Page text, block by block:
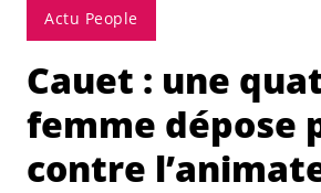
Actu People
Cauet : une
femme dépose
contre